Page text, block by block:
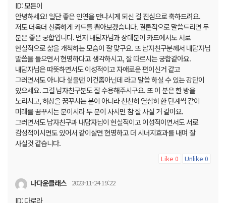
ID: 모든이
안녕하세요! 일단 좋은 인연을 만나시게 되신 걸 진심으로 축하드려요.
저도 더욱더 신중하게 카드를 뽑아보겠습니다. 결론적으로 말씀드리면 두
분은 좋은 궁합입니다. 먼저 내담자님과 상대분이 카드에서도 서로
현실적으로 삶을 개척하는 모습이 잘 맞구요. 또 남자친구분께서 내담자님
말씀을 들으면서 현명하다고 생각하시고, 잘 따르시는 궁합같아요.
내담자님은 따뜻하면서도 이성적이고 자애로운 편이신거 같고
그러면서도 아니다 싶을땐 이건좀아닌데 라고 말씀 하실 수 있는 강단이
있으세요. 그걸 남자친구분도 잘 수용해주시구요. 또 이 분은 한 방을
노리시고, 허상을 꿈꾸시는 분이 아니라 천천히 열심히 한 단계씩 같이
미래를 꿈꾸시는 분이시라 두 분이 사시면 참 잘 사실 거 같아요.
그러면서도 남자친구과 내담자님이 현실적이고 이성적이면서도 서로
감성적이시면도 있어서 같이살면 현명하고 더 시너지효과를 내며 잘
사실것 같습니다.
Like 0 Unlike 0
나다운클래스 2023-11-24 19:22
ID: 다로라